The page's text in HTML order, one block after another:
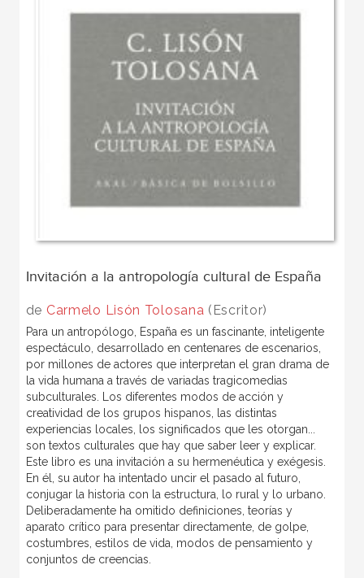
Invitación a la antropología cultural de España
de Carmelo Lisón Tolosana (Escritor)
Para un antropólogo, España es un fascinante, inteligente
espectáculo, desarrollado en centenares de escenarios,
por millones de actores que interpretan el gran drama de
la vida humana a través de variadas tragicomedias
subculturales. Los diferentes modos de acción y
creatividad de los grupos hispanos, las distintas
experiencias locales, los significados que les otorgan...
son textos culturales que hay que saber leer y explicar.
Este libro es una invitación a su hermenéutica y exégesis.
En él, su autor ha intentado uncir el pasado al futuro,
conjugar la historia con la estructura, lo rural y lo urbano.
Deliberadamente ha omitido definiciones, teorías y
aparato crítico para presentar directamente, de golpe,
costumbres, estilos de vida, modos de pensamiento y
conjuntos de creencias.